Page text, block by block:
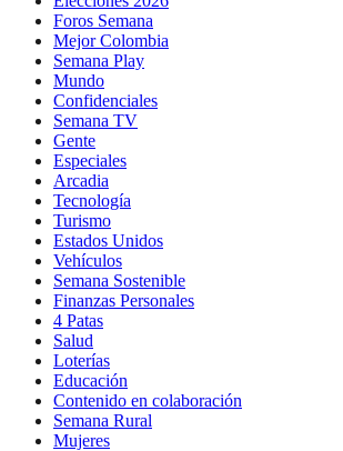
Foros Semana
Mejor Colombia
Semana Play
Mundo
Confidenciales
Semana TV
Gente
Especiales
Arcadia
Tecnología
Turismo
Estados Unidos
Vehículos
Semana Sostenible
Finanzas Personales
4 Patas
Salud
Loterías
Educación
Contenido en colaboración
Semana Rural
Mujeres